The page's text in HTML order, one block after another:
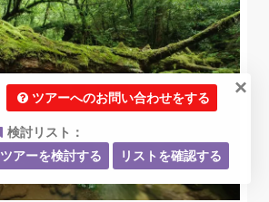
×
ツアーへのお問い合わせをする
検討リスト：
ツアーを検討する
リストを確認する